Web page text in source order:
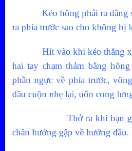
Kéo hông phải ra đằng
ra phía trước sao cho không bị
Hít vào khi kéo thẳng
hai tay chạm thảm bằng
phần ngực về phía trước,
đầu cuộn nhẹ lại, uốn cong
Thở ra khi bạn gập
chân hướng gập về hướng đầu.